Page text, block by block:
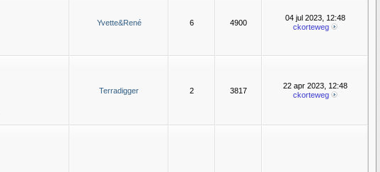
Yvette&René 6 4900
04 jul 2023, 12:48
ckorteweg
Terradigger 2 3817
22 apr 2023, 12:48
ckorteweg